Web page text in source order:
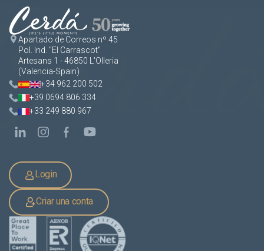
Apartado de Correos nº 45
Pol. Ind. "El Carrascot"
Artesans 1 - 46850 L'Olleria
(Valencia-Spain)
+34 962 200 502
+39 0694 806 334
+33 249 880 967
Login
Criar una conta